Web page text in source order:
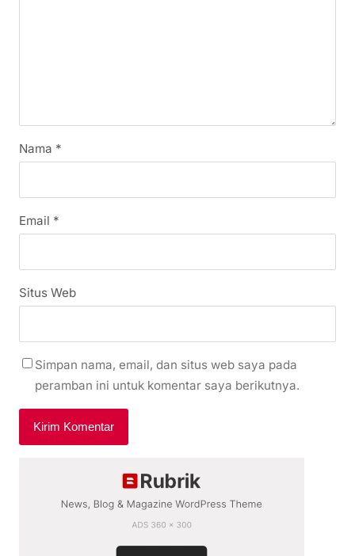
Nama *
Email *
Situs Web
Simpan nama, email, dan situs web saya pada
peramban ini untuk komentar saya berikutnya.